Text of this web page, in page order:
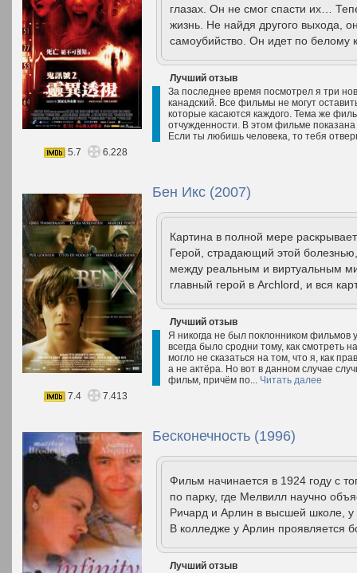
глазах. Он не смог спасти их…
жизнь. Не найдя другого выхода,
самоубийство. Он идет по белому
Лучший отзыв
За последнее время посмотрел я три
канадский. Все фильмы не могут
которые касаются каждого. Тема же
отчужденности. В этом фильме
Если ты любишь человека, то тебя
5.7
6.228
Бен Икс (2007)
Картина в полной мере
Герой, страдающий этой
между реальным и виртуальным
главный герой в Archlord, и вся
Лучший отзыв
Я никогда не был поклонником фильмов
всегда было сродни тому, как смотреть
могло не сказаться на том, что я, как
а не актёра. Но вот в данном случае
фильм, причём по... Читать далее
7.4
7.413
Бесконечность (1996)
Фильм начинается в 1924 году с
по парку, где Мелвилл научно
Ричард и Арлин в высшей школе,
В колледже у Арлин проявляется
Лучший отзыв